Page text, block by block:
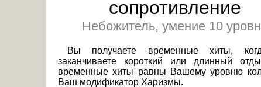
сопротивление
Небожитель, умение 10
Вы получаете временные хиты,
заканчиваете короткий или длинный
временные хиты равны Вашему уровню
Ваш модификатор Харизмы.